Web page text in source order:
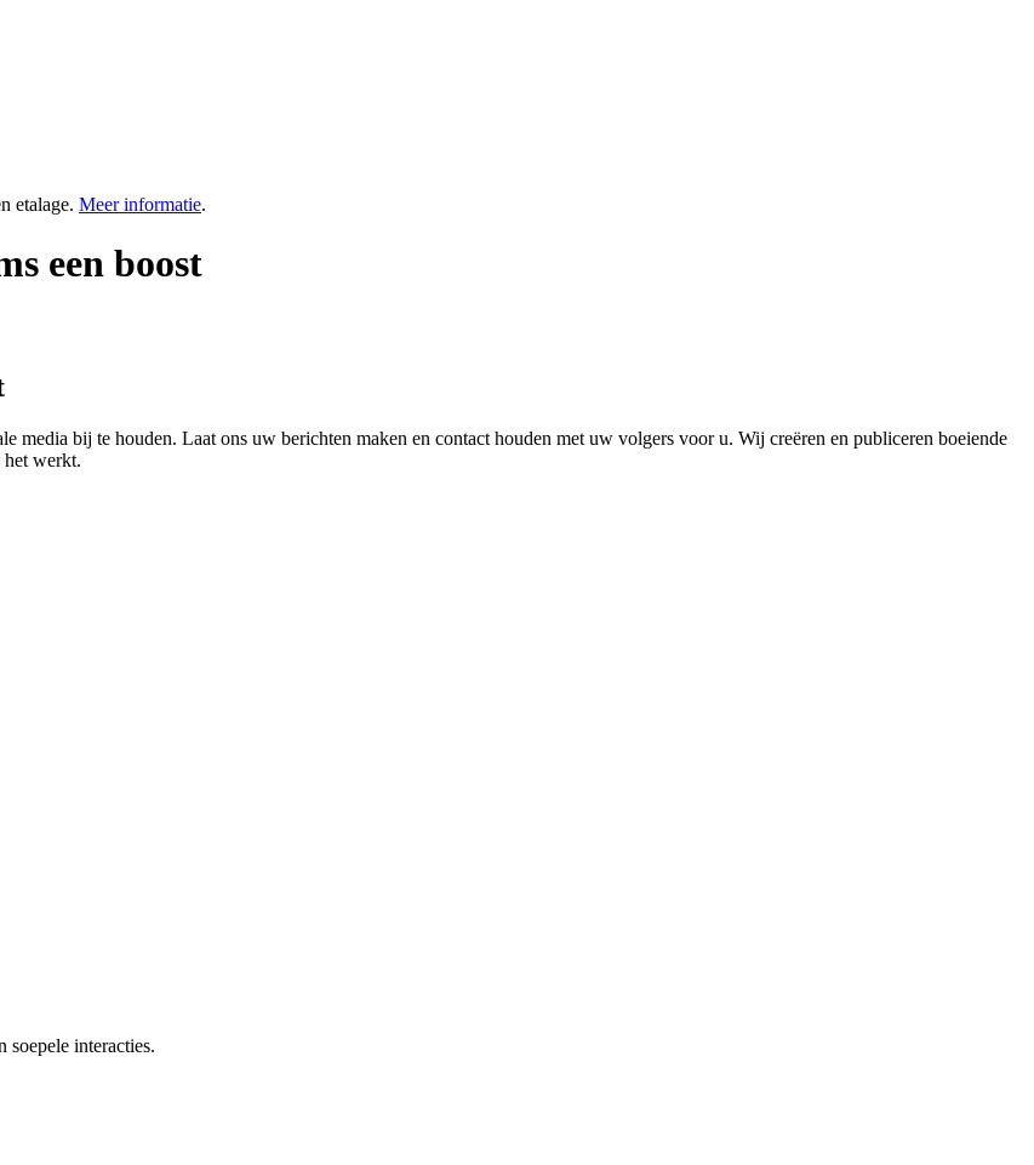
etalage. Meer informatie.
een boost
media bij te houden. Laat ons uw berichten maken en contact houden met uw volgers voor u. Wij creëren en publiceren boeiende
werkt.
soepele interacties.